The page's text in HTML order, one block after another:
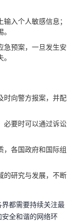
入个人敏感信息；
急预案，一旦发生安
时向警方报案，并配
必要时可以通过诉讼
，各国政府和国际组
的研究与发展，不断
都需要持续关注最
全和谐的网络环